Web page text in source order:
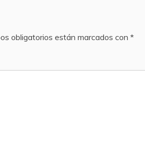
obligatorios están marcados con *